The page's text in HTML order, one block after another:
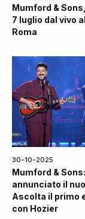
Mumford &
7 luglio dal vivo
Roma
30-10-2025
Mumford & Sons:
annunciato il
Ascolta il primo
con Hozier